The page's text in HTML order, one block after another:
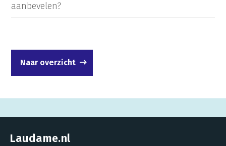
aanbevelen?
Naar overzicht
Laudame.nl